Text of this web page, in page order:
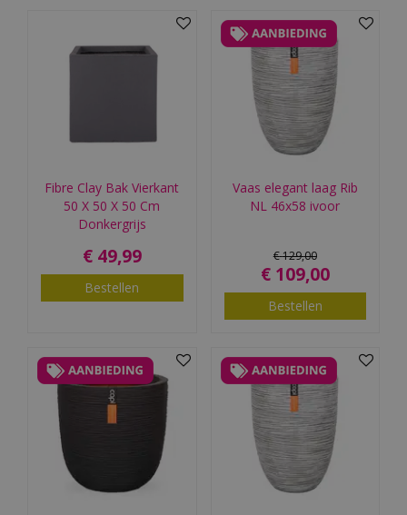
Fibre Clay Bak Vierkant
50 X 50 X 50 Cm
Donkergrijs
€ 49,99
Bestellen
Vaas elegant laag Rib
NL 46x58 ivoor
€129,00
€ 109,00
Bestellen